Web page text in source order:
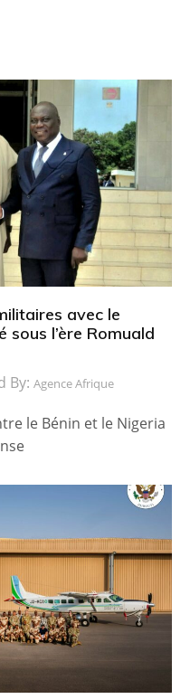
avec le
l’ère Romuald
By: Agence Afrique
le Bénin et le Nigeria